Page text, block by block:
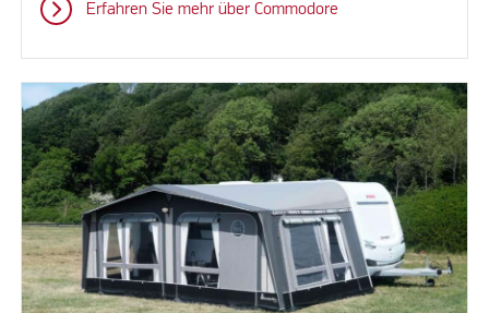
Erfahren Sie mehr über Commodore